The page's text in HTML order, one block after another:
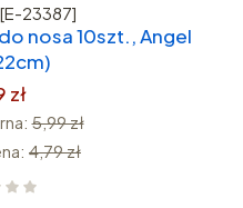
23387]
nosa 10szt., Angel
zł
5,99 zł
4,79 zł